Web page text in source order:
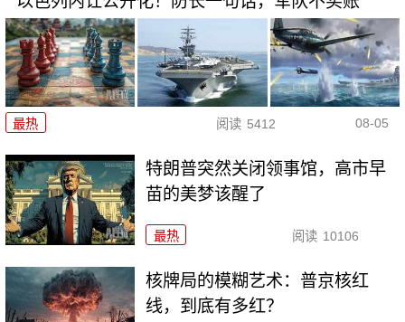
最热 阅读 5412 08-05
特朗普突然关闭领事馆，高市早
苗的美梦该醒了
最热 阅读 10106
核牌局的模糊艺术：普京核红
线，到底有多红？